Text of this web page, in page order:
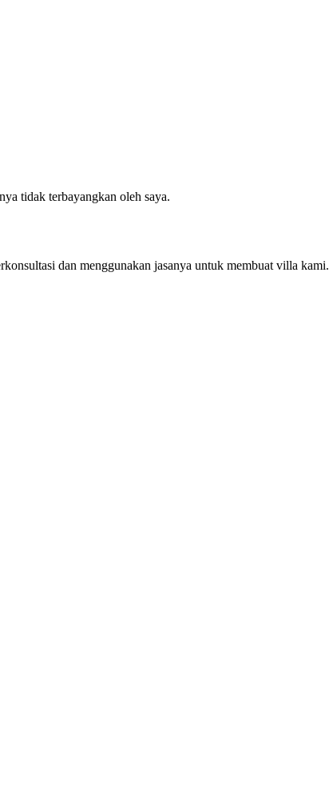
tidak terbayangkan oleh saya.
dan menggunakan jasanya untuk membuat villa kami.